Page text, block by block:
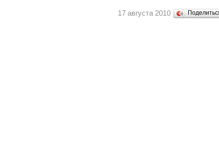
17 августа 2010